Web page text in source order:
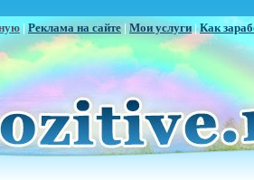
|Реклама на сайте | Мои услуги|Как